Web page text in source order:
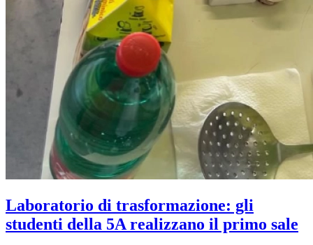
Laboratorio di trasformazione: gli
studenti della 5A realizzano il primo sale